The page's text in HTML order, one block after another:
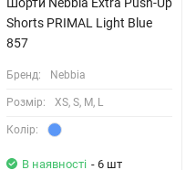
Shorts PRIMAL Light Blue
857
Бренд: Nebbia
Розмiр: XS, S, M, L
Колiр:
В наявності - 6 шт